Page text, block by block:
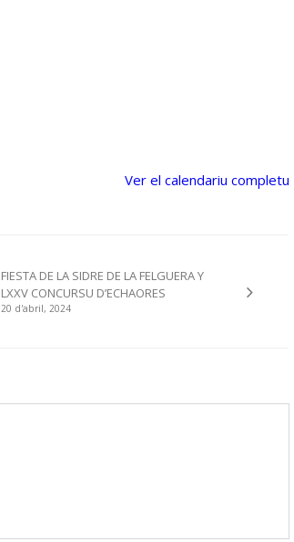
Ver el calendariu completu
FIESTA DE LA SIDRE DE LA FELGUERA Y
LXXV CONCURSU D’ECHAORES
20 d'abril, 2024